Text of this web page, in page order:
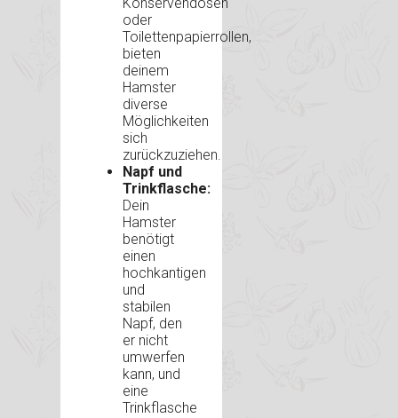
oder
Toilettenpapierrollen,
bieten
deinem
Hamster
diverse
Möglichkeiten
sich
zurückzuziehen.
Napf und
Trinkflasche:
Dein
Hamster
benötigt
einen
hochkantigen
und
stabilen
Napf, den
er nicht
umwerfen
kann, und
eine
Trinkflasche